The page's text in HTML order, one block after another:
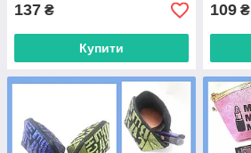
137 ₴
Купити
109 ₴